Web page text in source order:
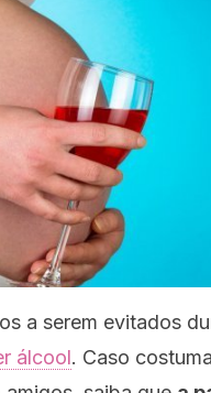
a serem evitados
álcool. Caso